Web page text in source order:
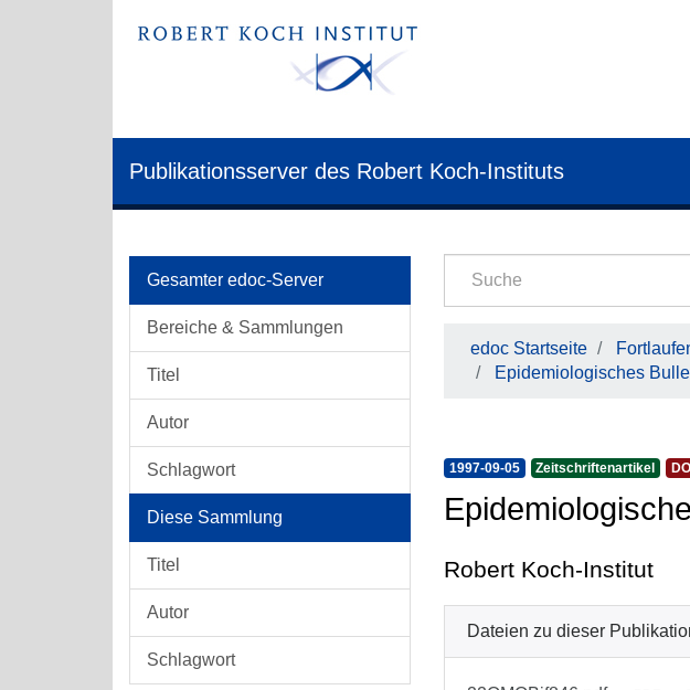
Publikationsserver des Robert Koch-Instituts
Gesamter edoc-Server
Bereiche & Sammlungen
Titel
Autor
Schlagwort
Diese Sammlung
Titel
Autor
Schlagwort
edoc Startseite
Epidemiologisches
1997-09-05 Zeitschriftenartikel
Robert Koch-Institut
Dateien zu dieser